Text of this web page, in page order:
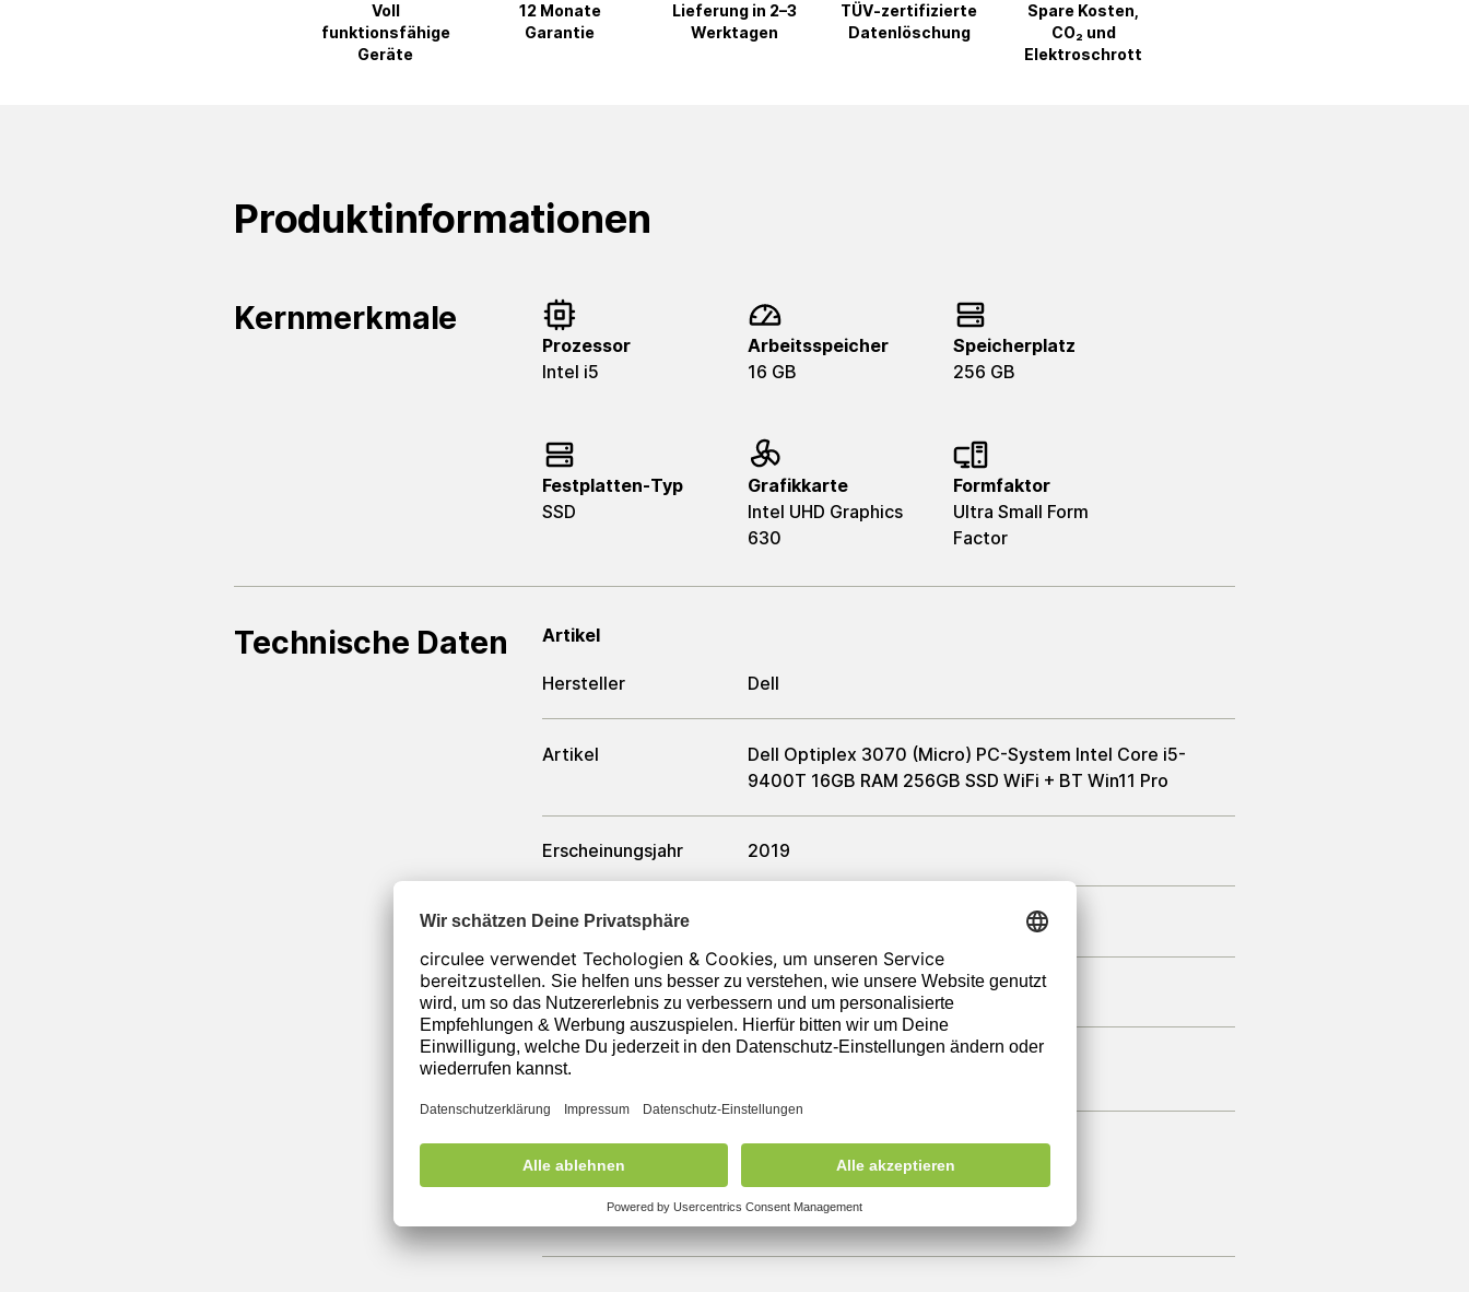
Voll
funktionsfähige
Geräte
12 Monate
Garantie
Lieferung in 2–3
Werktagen
TÜV-zertifizierte
Datenlöschung
Spare Kosten,
CO₂ und
Elektroschrott
Produktinformationen
Kernmerkmale
Prozessor
Intel i5
Arbeitsspeicher
16 GB
Speicherplatz
256 GB
Festplatten-Typ
SSD
Grafikkarte
Intel UHD Graphics
630
Formfaktor
Ultra Small Form
Factor
Technische Daten Artikel
Hersteller Dell
Artikel
Dell Optiplex 3070 (Micro) PC-System Intel Core i5-
9400T 16GB RAM 256GB SSD WiFi + BT Win11 Pro
Erscheinungsjahr 2019
Zustand
Formfaktor Ultra Small Form Factor
Farbe
Prozessor
Prozessor Intel Core i5-9400T